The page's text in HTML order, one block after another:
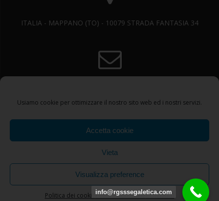
Usiamo cookie per ottimizzare il nostro sito web ed i nostri servizi.
Accetta cookie
Vieta
Visualizza preference
Politica dei cookie Politica dei cookieCONTATTI
ITALIA - MAPPANO (TO) - 10079 STRADA FANTASIA 34
+390114086445 +393515977243
© 2026 SEGNALETICA STRADALE. create con WordPress e con
il temaHighlight Theme
info@rgsssegaletica.com